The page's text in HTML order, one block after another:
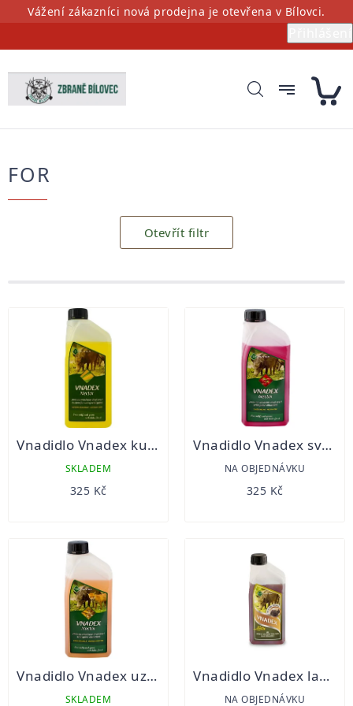
PřejítVážení zákazníci nová prodejna je otevřena v Bílovci.
FOR
Otevřít filtr
produktů
Vnadidlo Vnadex kukuřice 1kg
SKLADEM
325 Kč
Vnadidlo Vnadex svěží jablko 1kg
NA OBJEDNÁVKU
325 Kč
Vnadidlo Vnadex uzená makrela 1kg
SKLADEM
Vnadidlo Vnadex lanýž 1kg
NA OBJEDNÁVKU